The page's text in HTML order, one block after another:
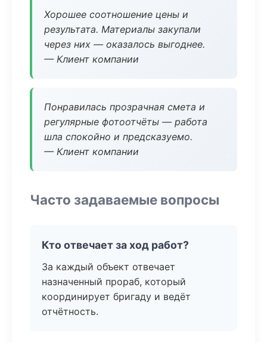
Хорошее соотношение цены и
результата. Материалы закупали
через них — оказалось выгоднее.
— Клиент компании
Понравилась прозрачная смета и
регулярные фотоотчёты — работа
шла спокойно и предсказуемо.
— Клиент компании
Часто задаваемые вопросы
Кто отвечает за ход работ?
За каждый объект отвечает
назначенный прораб, который
координирует бригаду и ведёт
отчётность.